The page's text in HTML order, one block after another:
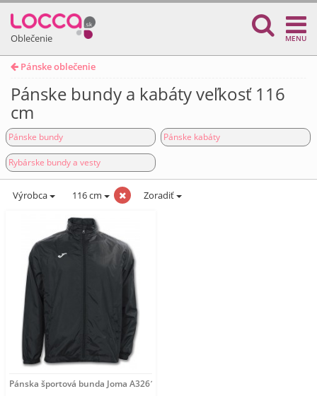
Oblečenie MENU
Pánske oblečenie
Pánske bundy a kabáty veľkosť 116
cm
Pánske bundy Pánske kabáty
Rybárske bundy a vesty
Výrobca 116 cm Zoradiť
Pánska športová bunda Joma A3261